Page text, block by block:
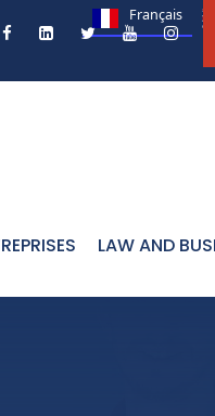
Français
LAW AND